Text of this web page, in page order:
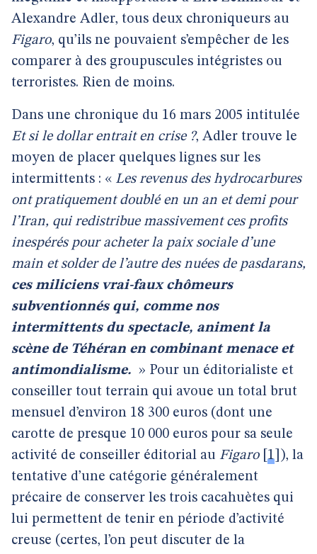
Alexandre Adler, tous deux chroniqueurs au
Figaro, qu’ils ne pouvaient s’empêcher de les
comparer à des groupuscules intégristes ou
terroristes. Rien de moins.
Dans une chronique du 16 mars 2005 intitulée
Et si le dollar entrait en crise ?, Adler trouve le
moyen de placer quelques lignes sur les
intermittents : « Les revenus des hydrocarbures
ont pratiquement doublé en un an et demi pour
l’Iran, qui redistribue massivement ces profits
inespérés pour acheter la paix sociale d’une
main et solder de l’autre des nuées de pasdarans,
ces miliciens vrai-faux chômeurs
subventionnés qui, comme nos
intermittents du spectacle, animent la
scène de Téhéran en combinant menace et
antimondialisme. » Pour un éditorialiste et
conseiller tout terrain qui avoue un total brut
mensuel d’environ 18 300 euros (dont une
carotte de presque 10 000 euros pour sa seule
activité de conseiller éditorial au Figaro[ 1 ), la
tentative d’une catégorie généralement
précaire de conserver les trois cacahuètes qui
lui permettent de tenir en période d’activité
creuse (certes, l’on peut discuter de la